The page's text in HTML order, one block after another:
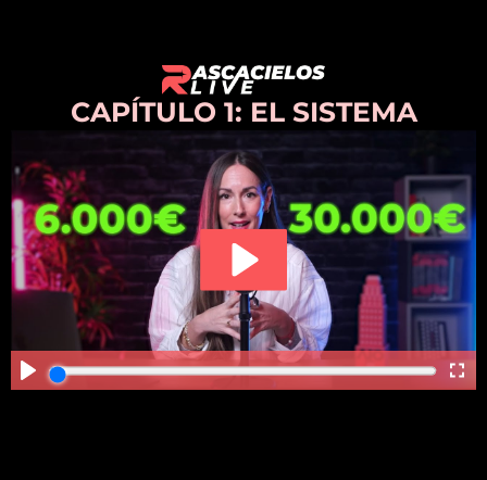
CAPÍTULO 1: EL SISTEMA